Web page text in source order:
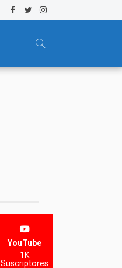
YouTube
1K
Suscriptores